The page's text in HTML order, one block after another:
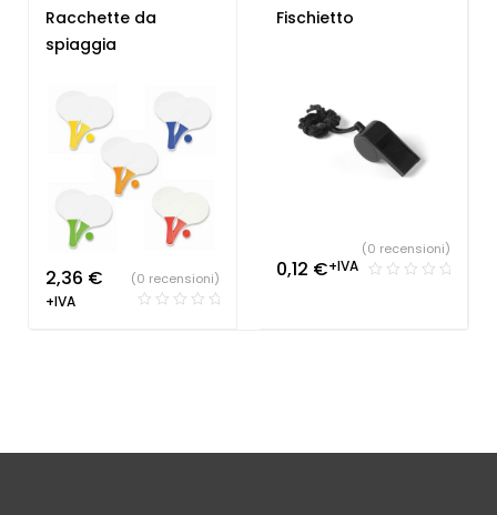
Estate,Giochi e
giocattoli
Racchette da
spiaggia
2,36 €
+IVA
(0 recensioni)
Giochi e giocattoli
Fischietto
0,12 €+IVA
(0 recensioni)